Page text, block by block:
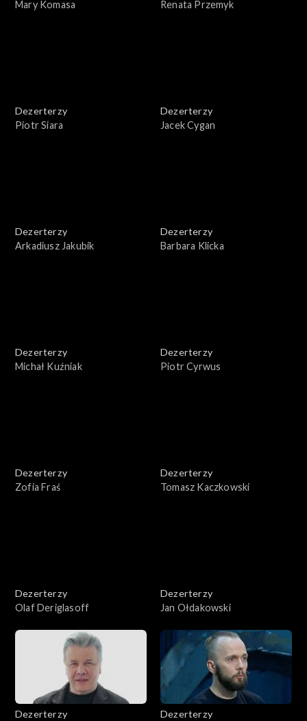
Mary Komasa Renata Przemyk
Dezerterzy
Piotr Siara
Dezerterzy
Jacek Cygan
Dezerterzy
Arkadiusz Jakubik
Dezerterzy
Barbara Klicka
Dezerterzy
Michał Kuźniak
Dezerterzy
Piotr Cyrwus
Dezerterzy
Zofia Fraś
Dezerterzy
Tomasz Kaczkowski
Dezerterzy
Olaf Deriglasoff
Dezerterzy
Jan Ołdakowski
Dezerterzy
Dezerterzy